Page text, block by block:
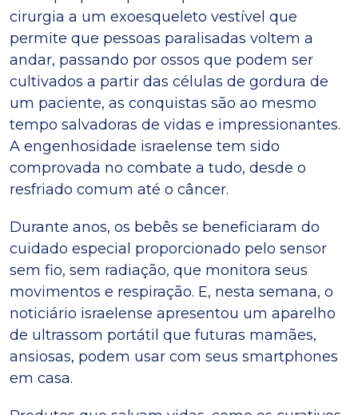
cirurgia a um exoesqueleto vestível que
permite que pessoas paralisadas voltem a
andar, passando por ossos que podem ser
cultivados a partir das células de gordura de
um paciente, as conquistas são ao mesmo
tempo salvadoras de vidas e impressionantes.
A engenhosidade israelense tem sido
comprovada no combate a tudo, desde o
resfriado comum até o câncer.
Durante anos, os bebês se beneficiaram do
cuidado especial proporcionado pelo sensor
sem fio, sem radiação, que monitora seus
movimentos e respiração. E, nesta semana, o
noticiário israelense apresentou um aparelho
de ultrassom portátil que futuras mamães,
ansiosas, podem usar com seus smartphones
em casa.